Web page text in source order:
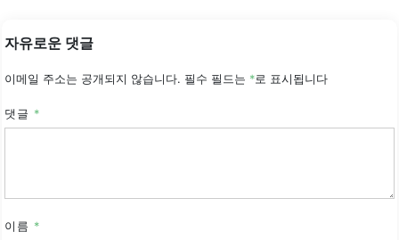
자유로운 댓글
이메일 주소는 공개되지 않습니다. 필수 필드는 *로 표시됩니다
댓글 *
이름 *